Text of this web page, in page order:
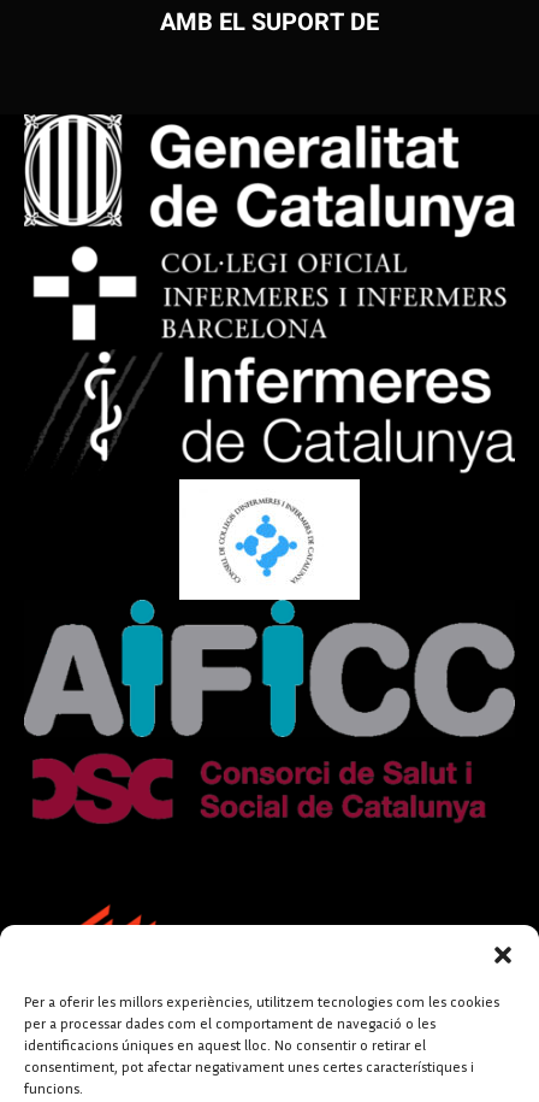
Per a oferir les millors experiències, utilitzem tecnologies com les cookies
per a processar dades com el comportament de navegació o les
identificacions úniques en aquest lloc. No consentir o retirar el
consentiment, pot afectar negativament unes certes característiques i
funcions.
AMB EL SUPORT DE